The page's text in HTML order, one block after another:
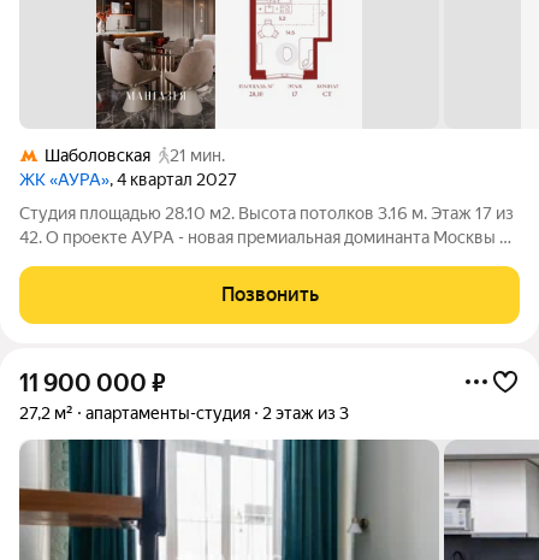
Шаболовская
21 мин.
ЖК «АУРА», 4 квартал 2027
Студия площадью 28.10 м2. Высота потолков 3.16 м. Этаж 17 из
42. О проекте АУРА - новая премиальная доминанта Москвы в
Бронзовой башни и 41-этажной Серебряной. Рядом
расположены набережная
Позвонить
11 900 000 ₽
27,2 м² апартаменты-студия 2 этаж из 3